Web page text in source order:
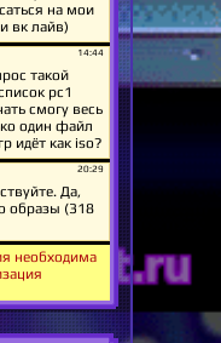
необходима